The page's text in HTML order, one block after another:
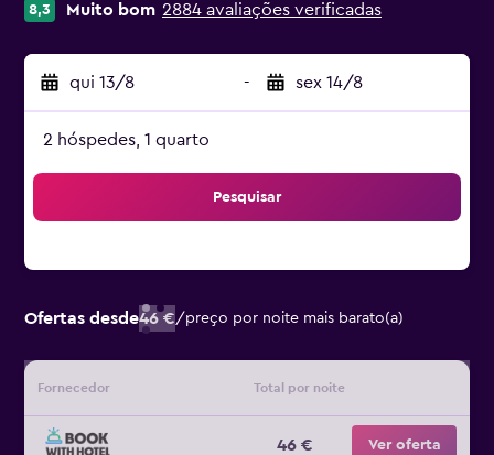
8,3 Muito bom 2884 avaliações verificadas
qui 13/8 - sex 14/8
2 hóspedes, 1 quarto
Pesquisar
Ofertas desde46 €/preço por noite mais barato(a)
Fornecedor Total por noite
46 € Ver oferta